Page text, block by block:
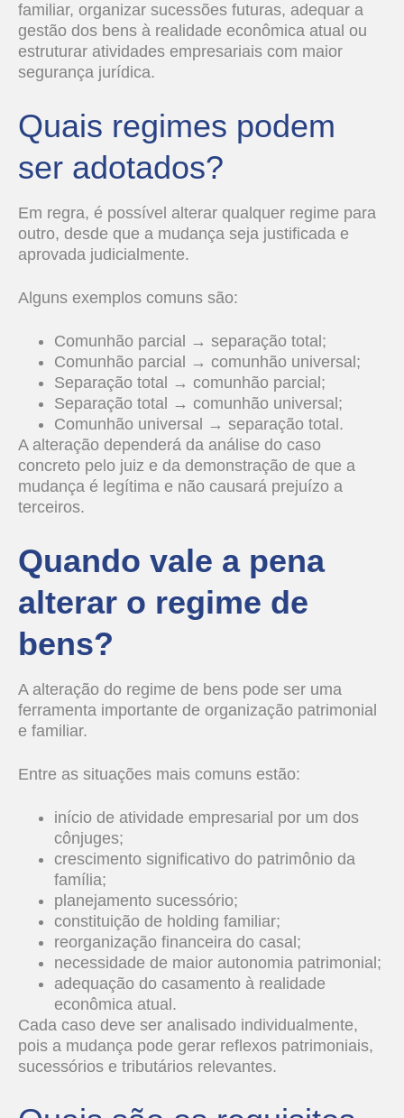
familiar, organizar sucessões futuras, adequar a
gestão dos bens à realidade econômica atual ou
estruturar atividades empresariais com maior
segurança jurídica.
Quais regimes podem
ser adotados?
Em regra, é possível alterar qualquer regime para
outro, desde que a mudança seja justificada e
aprovada judicialmente.
Alguns exemplos comuns são:
Comunhão parcial → separação total;
Comunhão parcial → comunhão universal;
Separação total → comunhão parcial;
Separação total → comunhão universal;
Comunhão universal → separação total.
A alteração dependerá da análise do caso
concreto pelo juiz e da demonstração de que a
mudança é legítima e não causará prejuízo a
terceiros.
Quando vale a pena
alterar o regime de
bens?
A alteração do regime de bens pode ser uma
ferramenta importante de organização patrimonial
e familiar.
Entre as situações mais comuns estão:
início de atividade empresarial por um dos
cônjuges;
crescimento significativo do patrimônio da
família;
planejamento sucessório;
constituição de holding familiar;
reorganização financeira do casal;
necessidade de maior autonomia patrimonial;
adequação do casamento à realidade
econômica atual.
Cada caso deve ser analisado individualmente,
pois a mudança pode gerar reflexos patrimoniais,
sucessórios e tributários relevantes.